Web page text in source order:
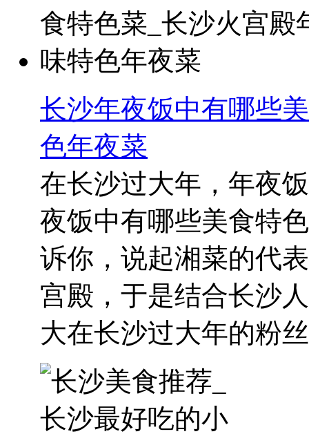
长沙年夜饭中有哪些
色年夜菜
在长沙过大年，年夜
夜饭中有哪些美食特
诉你，说起湘菜的代
宫殿，于是结合长沙
大在长沙过大年的粉